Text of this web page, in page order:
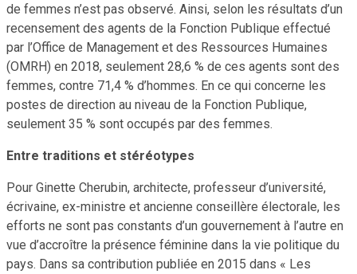
de femmes n’est pas observé. Ainsi, selon les résultats d’un
recensement des agents de la Fonction Publique effectué
par l’Office de Management et des Ressources Humaines
(OMRH) en 2018, seulement 28,6 % de ces agents sont des
femmes, contre 71,4 % d’hommes. En ce qui concerne les
postes de direction au niveau de la Fonction Publique,
seulement 35 % sont occupés par des femmes.
Entre traditions et stéréotypes
Pour Ginette Cherubin, architecte, professeur d’université,
écrivaine, ex-ministre et ancienne conseillère électorale, les
efforts ne sont pas constants d’un gouvernement à l’autre en
vue d’accroître la présence féminine dans la vie politique du
pays. Dans sa contribution publiée en 2015 dans « Les